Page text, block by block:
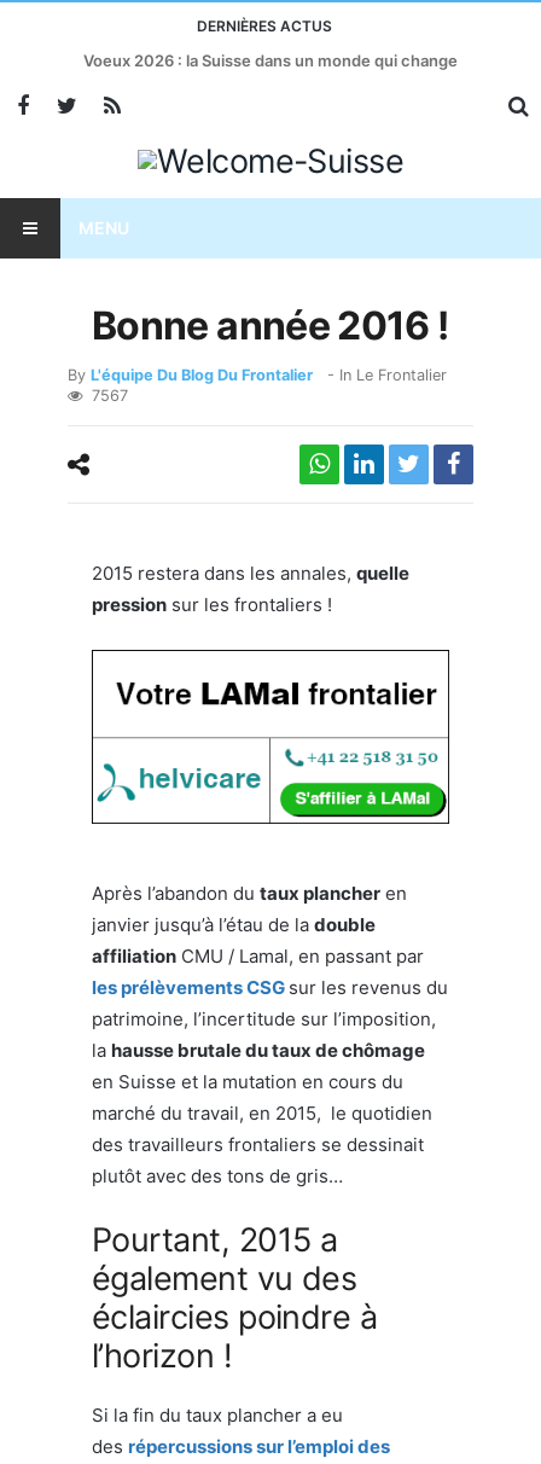
DERNIÈRES ACTUS
Voeux 2026 : la Suisse dans un monde qui change
MENU
Bonne année 2016 !
By L'équipe Du Blog Du Frontalier - In Le Frontalier
7567
En 2016 les frontaliers devront rester prudents et
mobilisés pour défendre leur statut qui apporte
2015 restera dans les annales, quelle
pression sur les frontaliers !
Après l’abandon du taux plancher en
janvier jusqu’à l’étau de la double
affiliation CMU / Lamal, en passant par
les prélèvements CSG sur les revenus du
patrimoine, l’incertitude sur l’imposition,
la hausse brutale du taux de chômage
en Suisse et la mutation en cours du
marché du travail, en 2015, le quotidien
des travailleurs frontaliers se dessinait
plutôt avec des tons de gris…
Pourtant, 2015 a
également vu des
éclaircies poindre à
l’horizon !
Si la fin du taux plancher a eu
des répercussions sur l’emploi des